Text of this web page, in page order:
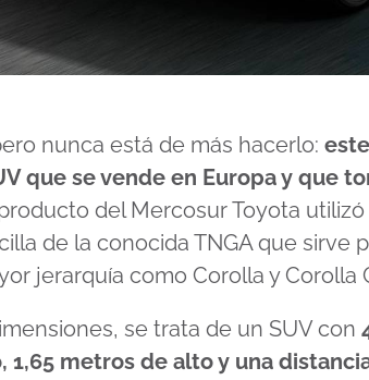
nunca está de más hacerlo:
que se vende en Europa y que
del Mercosur Toyota
de la conocida TNGA que sirve
jerarquía como Corolla y Corolla
se trata de un SUV con
1,65 metros de alto y una